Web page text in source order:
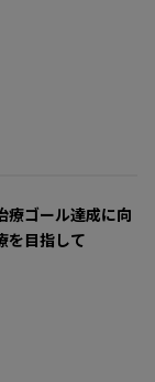
療ゴール達成に向
を目指して